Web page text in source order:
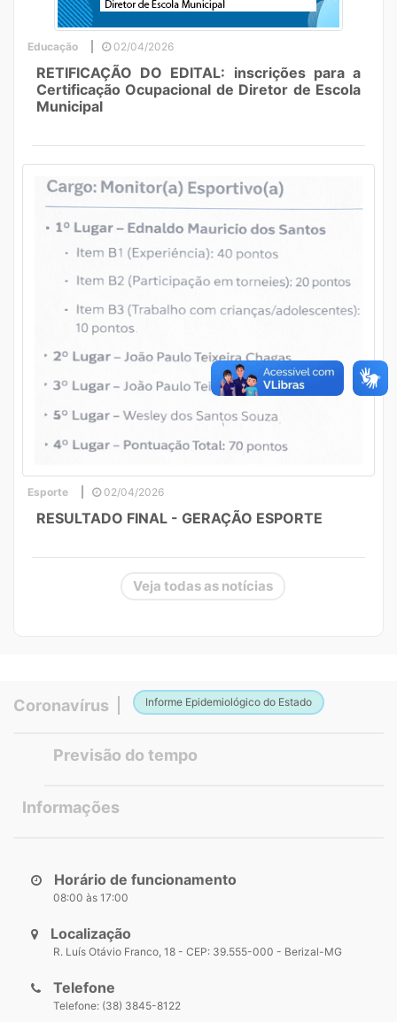
Educação 02/04/2026
RETIFICAÇÃO DO EDITAL: inscrições para a
Certificação Ocupacional de Diretor de Escola
Municipal
Esporte 02/04/2026
RESULTADO FINAL - GERAÇÃO ESPORTE
Veja todas as notícias
Coronavírus Informe Epidemiológico do Estado
Previsão do tempo
Informações
Horário de funcionamento
08:00 às 17:00
Localização
R. Luís Otávio Franco, 18 - CEP: 39.555-000 - Berizal-MG
Telefone
Telefone: (38) 3845-8122